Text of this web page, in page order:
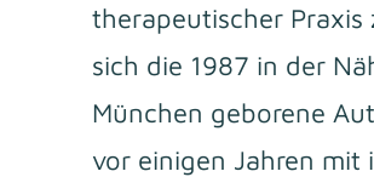
therapeutischer Praxis
sich die 1987 in der
München geborene
vor einigen Jahren mit